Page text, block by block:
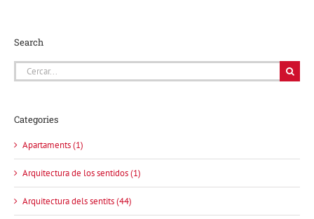
Search
Cerca
…
Categories
Apartaments (1)
Arquitectura de los sentidos (1)
Arquitectura dels sentits (44)